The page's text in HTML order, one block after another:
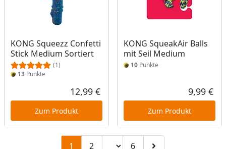
KONG Squeezz Confetti
Stick Medium Sortiert
(1)
13 Punkte
Aktueller Preis
12,99 €
Zum Produkt
KONG SqueakAir Balls
mit Seil Medium
10Punkte
9,99 €
Zum Produkt
1 2 Seitenzahl ändern
6